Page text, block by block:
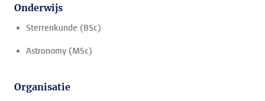
Onderwijs
Sterrenkunde (BSc)
Astronomy (MSc)
Organisatie